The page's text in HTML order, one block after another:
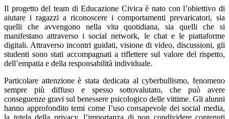
Il progetto del team diEducazione Civica è nato con l’obiettivo di
aiutare i ragazzi a riconoscere i comportamenti prevaricatori, sia
quelli che avvengono nella vita quotidiana, sia quelli che si
manifestano attraverso i social network, le chat e le piattaforme
digitali. Attraverso incontri guidati, visione di video, discussioni, gli
studenti sono stati accompagnati a riflettere sul valore del rispetto,
dell’empatia e della responsabilità individuale.
Particolare attenzione è stata dedicata al cyberbullismo, fenomeno
sempre più diffuso e spesso sottovalutato, che può avere
conseguenze gravi sul benessere psicologico delle vittime. Gli alunni
hanno approfondito temi come l’uso consapevole dei social media,